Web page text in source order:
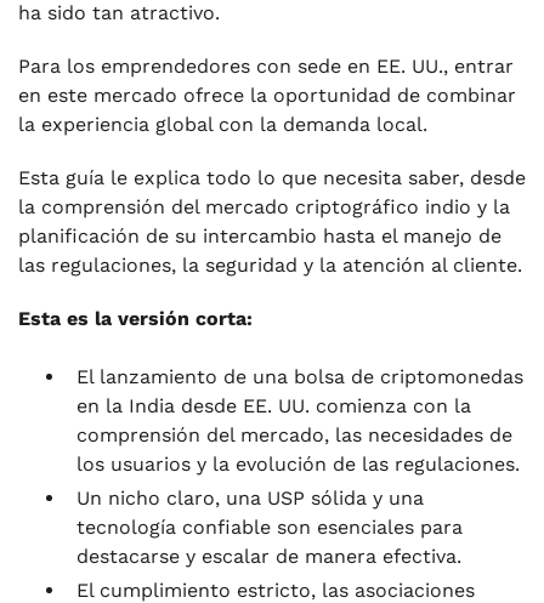
ha sido tan atractivo.
Para los emprendedores con sede en EE. UU., entrar
en este mercado ofrece la oportunidad de combinar
la experiencia global con la demanda local.
Esta guía le explica todo lo que necesita saber, desde
la comprensión del mercado criptográfico indio y la
planificación de su intercambio hasta el manejo de
las regulaciones, la seguridad y la atención al cliente.
Esta es la versión corta:
El lanzamiento de una bolsa de criptomonedas
en la India desde EE. UU. comienza con la
comprensión del mercado, las necesidades de
los usuarios y la evolución de las regulaciones.
Un nicho claro, una USP sólida y una
tecnología confiable son esenciales para
destacarse y escalar de manera efectiva.
El cumplimiento estricto, las asociaciones